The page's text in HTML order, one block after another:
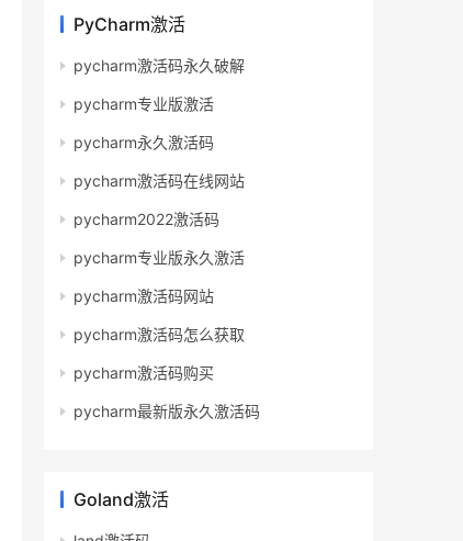
PyCharm激活
pycharm激活码永久破解
pycharm专业版激活
pycharm永久激活码
pycharm激活码在线网站
pycharm2022激活码
pycharm专业版永久激活
pycharm激活码网站
pycharm激活码怎么获取
pycharm激活码购买
pycharm最新版永久激活码
Goland激活